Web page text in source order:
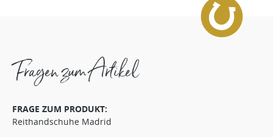
Fragen zum Artikel
FRAGE ZUM PRODUKT:
Reithandschuhe Madrid